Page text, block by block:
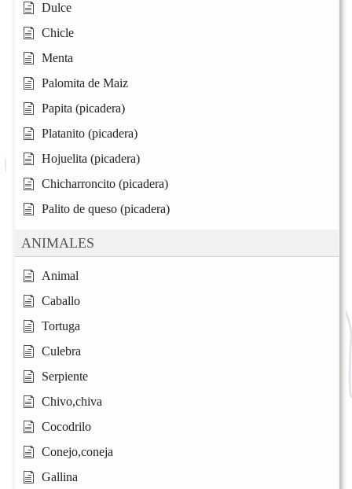
Dulce
Chicle
Menta
Palomita de Maiz
Papita (picadera)
Platanito (picadera)
Hojuelita (picadera)
Chicharroncito (picadera)
Palito de queso (picadera)
ANIMALES
Animal
Caballo
Tortuga
Culebra
Serpiente
Chivo,chiva
Cocodrilo
Conejo,coneja
Gallina